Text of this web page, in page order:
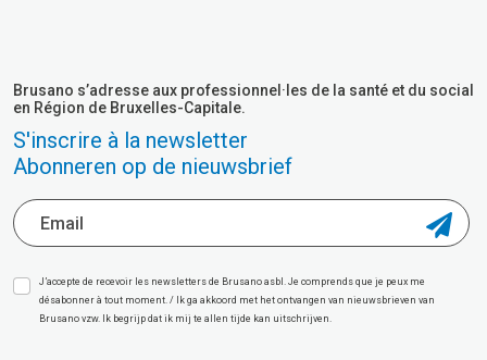
Brusano s’adresse aux professionnel·les de la santé et du social
en Région de Bruxelles-Capitale.
S'inscrire à la newsletter
Abonneren op de nieuwsbrief
J’accepte de recevoir les newsletters de Brusano asbl. Je comprends que je peux me
désabonner à tout moment. / Ik ga akkoord met het ontvangen van nieuwsbrieven van
Brusano vzw. Ik begrijp dat ik mij te allen tijde kan uitschrijven.